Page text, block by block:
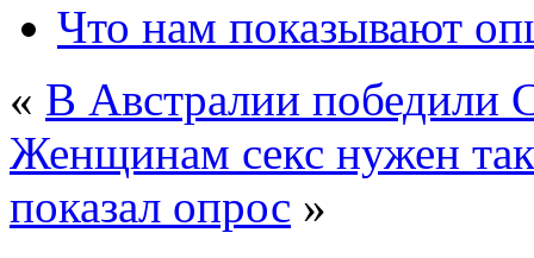
Что нам показывают
« В Австралии
Женщинам секс нужен
показал опрос »